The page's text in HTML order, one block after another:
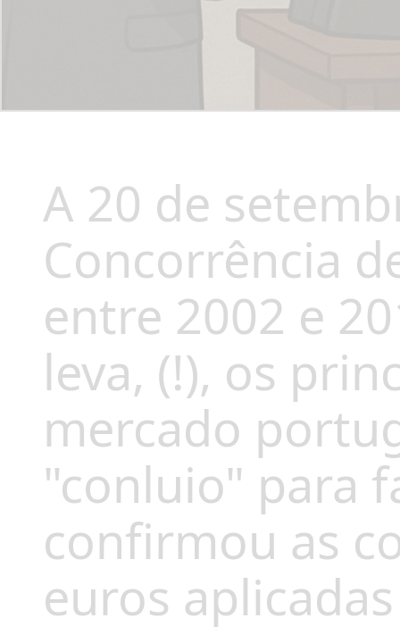
A 20 de
Concorrência
entre 2002 e
leva, (!), os
mercado
"conluio" para
confirmou as
euros